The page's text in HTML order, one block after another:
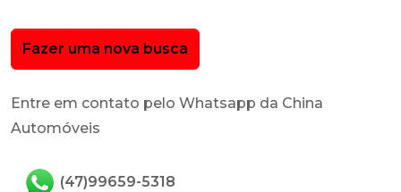
Fazer uma nova busca
Entre em contato pelo Whatsapp da China
Automóveis
(47)99659-5318